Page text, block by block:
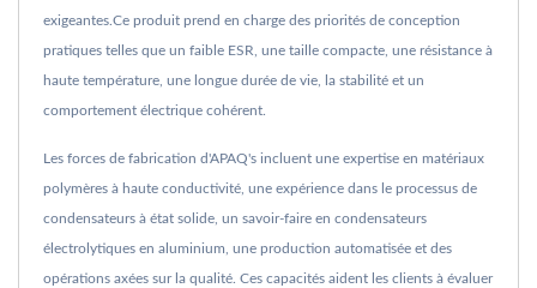
exigeantes.Ce produit prend en charge des priorités de conception
pratiques telles que un faible ESR, une taille compacte, une résistance à
haute température, une longue durée de vie, la stabilité et un
comportement électrique cohérent.
Les forces de fabrication d'APAQ's incluent une expertise en matériaux
polymères à haute conductivité, une expérience dans le processus de
condensateurs à état solide, un savoir-faire en condensateurs
électrolytiques en aluminium, une production automatisée et des
opérations axées sur la qualité. Ces capacités aident les clients à évaluer